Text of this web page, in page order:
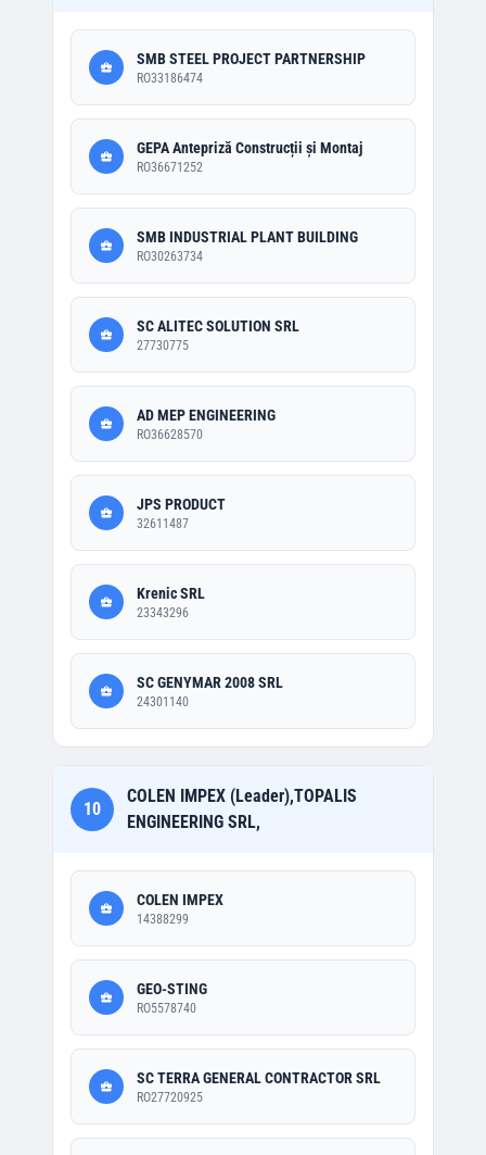
SMB STEEL PROJECT PARTNERSHIP
RO33186474
GEPA Antepriză Construcții și Montaj
RO36671252
SMB INDUSTRIAL PLANT BUILDING
RO30263734
SC ALITEC SOLUTION SRL
27730775
AD MEP ENGINEERING
RO36628570
JPS PRODUCT
32611487
Krenic SRL
23343296
SC GENYMAR 2008 SRL
24301140
10
COLEN IMPEX (Leader),TOPALIS
ENGINEERING SRL,
COLEN IMPEX
14388299
GEO-STING
RO5578740
SC TERRA GENERAL CONTRACTOR SRL
RO27720925